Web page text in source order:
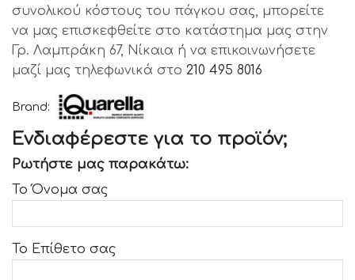
συνολικού κόστους του πάγκου σας, μπορείτε
να μας επισκεφθείτε στο κατάστημα μας στην
Γρ. Λαμπράκη 67, Νίκαια ή να επικοινωνήσετε
μαζί μας τηλεφωνικά στο 210 495 8016
Brand:
Ενδιαφέρεστε για το προϊόν;
Ρωτήστε μας παρακάτω:
Το Όνομα σας
Το Επίθετο σας